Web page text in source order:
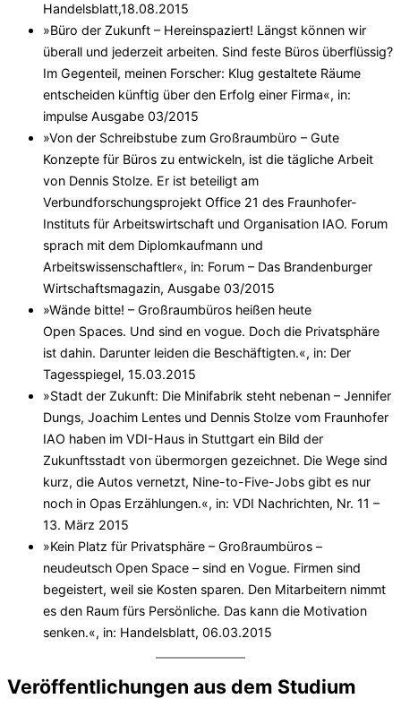
Handelsblatt,18.08.2015
»Büro der Zukunft – Hereinspaziert! Längst können wir
überall und jederzeit arbeiten. Sind feste Büros überflüssig?
Im Gegenteil, meinen Forscher: Klug gestaltete Räume
entscheiden künftig über den Erfolg einer Firma«, in:
impulse Ausgabe 03/2015
»Von der Schreibstube zum Großraumbüro – Gute
Konzepte für Büros zu entwickeln, ist die tägliche Arbeit
von Dennis Stolze. Er ist beteiligt am
Verbundforschungsprojekt Office 21 des Fraunhofer-
Instituts für Arbeitswirtschaft und Organisation IAO. Forum
sprach mit dem Diplomkaufmann und
Arbeitswissenschaftler«, in: Forum – Das Brandenburger
Wirtschaftsmagazin, Ausgabe 03/2015
»Wände bitte! – Großraumbüros heißen heute
Open Spaces. Und sind en vogue. Doch die Privatsphäre
ist dahin. Darunter leiden die Beschäftigten.«, in: Der
Tagesspiegel, 15.03.2015
»Stadt der Zukunft: Die Minifabrik steht nebenan – Jennifer
Dungs, Joachim Lentes und Dennis Stolze vom Fraunhofer
IAO haben im VDI-Haus in Stuttgart ein Bild der
Zukunftsstadt von übermorgen gezeichnet. Die Wege sind
kurz, die Autos vernetzt, Nine-to-Five-Jobs gibt es nur
noch in Opas Erzählungen.«, in: VDI Nachrichten, Nr. 11 –
13. März 2015
»Kein Platz für Privatsphäre – Großraumbüros –
neudeutsch Open Space – sind en Vogue. Firmen sind
begeistert, weil sie Kosten sparen. Den Mitarbeitern nimmt
es den Raum fürs Persönliche. Das kann die Motivation
senken.«, in: Handelsblatt, 06.03.2015
Veröffentlichungen aus dem Studium